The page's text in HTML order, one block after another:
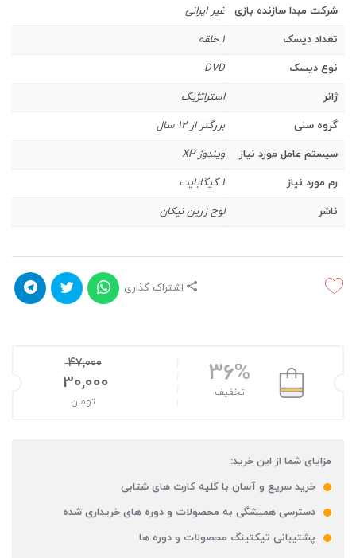
شرکت مبدا سازنده بازی
غیر ایرانی
تعداد دیسک
1 حلقه
نوع دیسک
DVD
ژانر
استراتژیک
گروه سنی
بزرگتر از 12 سال
سیستم عامل مورد نیاز
ویندوز XP
رم مورد نیاز
1 گیگابایت
ناشر
لوح زرین نیکان
اشتراک گذاری
36%
تخفیف
47,000
30,000
تومان
مزایای شما از این خرید:
خرید سریع و آسان با کلیه کارت های شتابی
دسترسی همیشگی به محصولات و دوره های خریداری شده
پشتیبانی تیکتینگ محصولات و دوره ها